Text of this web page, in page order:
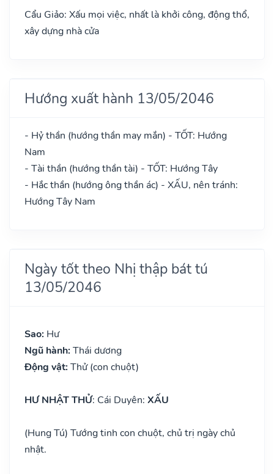
Cẩu Giảo: Xấu mọi việc, nhất là khởi công, động thổ,
xây dựng nhà cửa
Hướng xuất hành 13/05/2046
- Hỷ thần (hướng thần may mắn) - TỐT: Hướng
Nam
- Tài thần (hướng thần tài) - TỐT: Hướng Tây
- Hắc thần (hướng ông thần ác) - XẤU, nên tránh:
Hướng Tây Nam
Ngày tốt theo Nhị thập bát tú
13/05/2046
Sao: Hư
Ngũ hành: Thái dương
Động vật: Thử (con chuột)
HƯ NHẬT THỬ: Cái Duyên: XẤU
(Hung Tú) Tướng tinh con chuột, chủ trị ngày chủ
nhật.